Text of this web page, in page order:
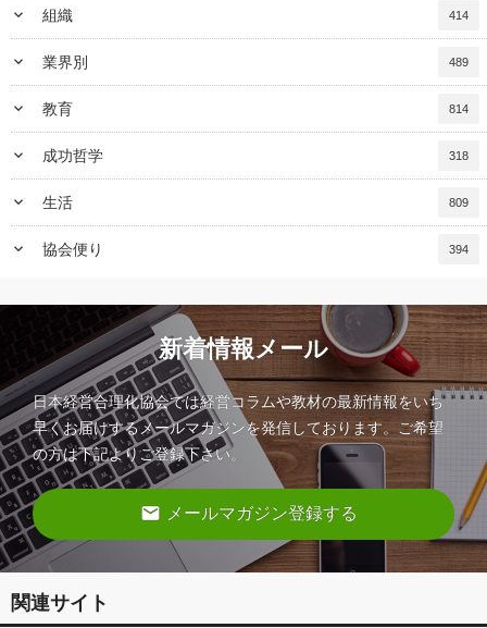
keyboard_arrow_down 組織 414
keyboard_arrow_down 業界別 489
keyboard_arrow_down 教育 814
keyboard_arrow_down 成功哲学 318
keyboard_arrow_down 生活 809
keyboard_arrow_down 協会便り 394
新着情報メール
日本経営合理化協会では経営コラムや教材の最新情報をいち
早くお届けするメールマガジンを発信しております。ご希望
の方は下記よりご登録下さい。
email メールマガジン登録する
関連サイト